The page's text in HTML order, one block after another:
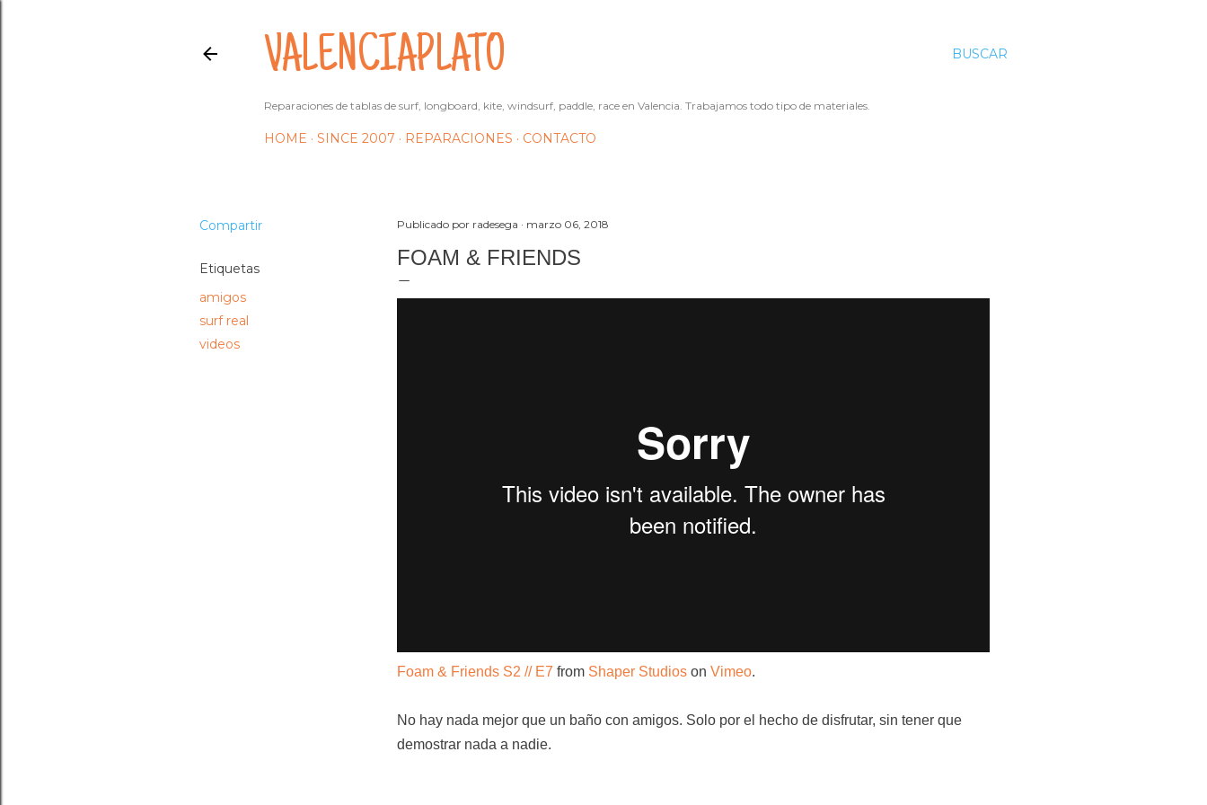
BUSCAR
VALENCIAPLATO
Reparaciones de tablas de surf, longboard, kite, windsurf, paddle, race en Valencia. Trabajamos todo tipo de materiales.
HOME SINCE 2007 REPARACIONES CONTACTO
Compartir
Etiquetas
amigos
surf real
videos
Publicado por radesega marzo 06, 2018
FOAM & FRIENDS
Foam & Friends S2 // E7 from Shaper Studios on Vimeo.
No hay nada mejor que un baño con amigos. Solo por el hecho de disfrutar, sin tener que
demostrar nada a nadie.